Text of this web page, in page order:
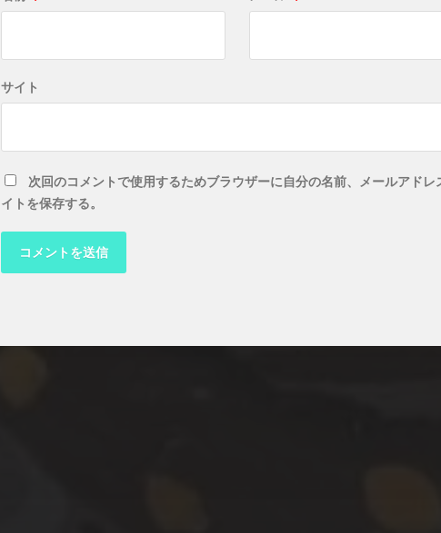
サイト
次回のコメントで使用するためブラウザーに自分の名前、メールアドレ
イトを保存する。